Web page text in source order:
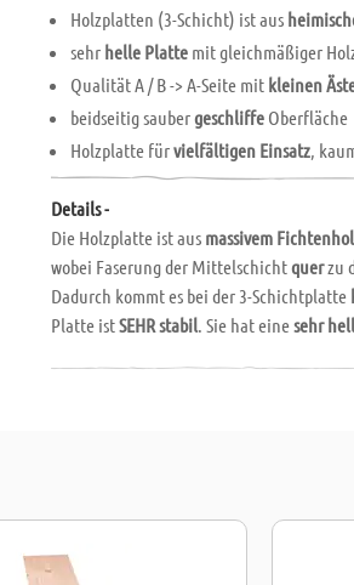
Holzplatten (3-Schicht) ist aus
sehr helle Platte mit gleichmäßiger
Qualität A / B -> A-Seite mit kleinen
beidseitig saubergeschliffe Oberfläche
Holzplatte fürvielfältigen Einsatz,
Details -
Die Holzplatte ist aus massivem
wobei Faserung der Mittelschichtquerzu
Dadurch kommt es bei der 3-Schichtplatte
Platte istSEHR stabil. Sie hat einesehr